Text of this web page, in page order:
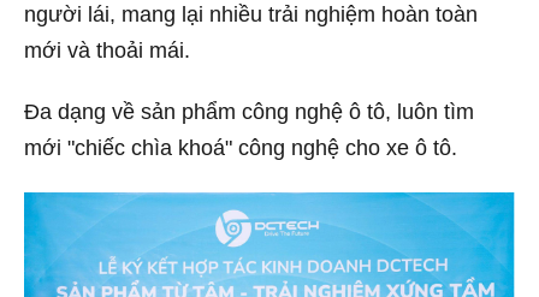
người lái, mang lại nhiều trải nghiệm hoàn toàn
mới và thoải mái.
Đa dạng về sản phẩm công nghệ ô tô, luôn tìm
mới "chiếc chìa khoá" công nghệ cho xe ô tô.